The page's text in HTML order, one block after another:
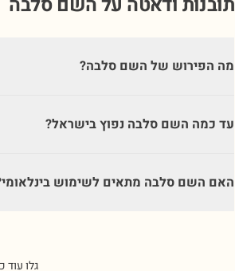
מה הפירוש של השם סלבה?
עד כמה השם סלבה נפוץ בישראל?
האם השם סלבה מתאים לשימוש
גלו